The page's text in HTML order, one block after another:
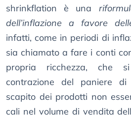
shrinkflation è una
dell’inflazione a favore
infatti, come in periodi di
sia chiamato a fare i conti
propria ricchezza, che
contrazione del paniere
scapito dei prodotti non
cali nel volume di vendita